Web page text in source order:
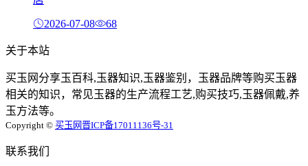
2026-07-08 68
关于本站
买玉网分享玉百科,玉器知识,玉器鉴别，玉器品牌等购买玉器
相关的知识，常见玉器的生产流程工艺,购买技巧,玉器佩戴,养
玉方法等。
Copyright © 买玉网晋ICP备17011136号-31
联系我们